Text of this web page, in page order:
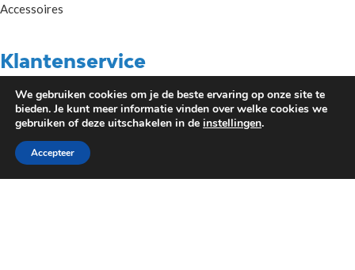
Accessoires
Klantenservice
Algemene voorwaarden Metaalunie
Privacybeleid
Contact
We gebruiken cookies om je de beste ervaring op onze site te
bieden. Je kunt meer informatie vinden over welke cookies we
gebruiken of deze uitschakelen in de instellingen.
Accepteer